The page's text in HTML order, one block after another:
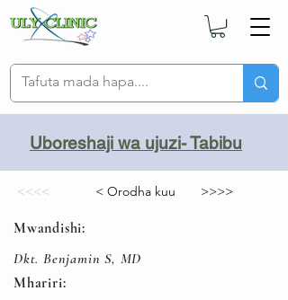
Uboreshaji wa ujuzi- Tabibu
<<<< < Orodha kuu >>>>
Mwandishi:
Dkt. Benjamin S, MD
Mhariri: